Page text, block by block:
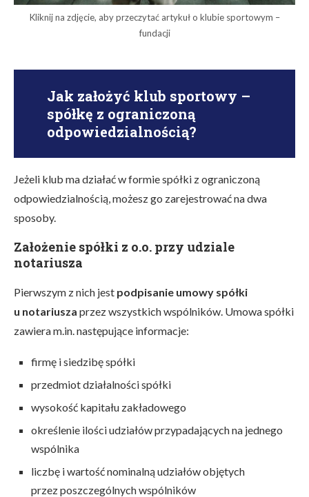
Kliknij na zdjęcie, aby przeczytać artykuł o klubie sportowym –
fundacji
Jak założyć klub sportowy –
spółkę z ograniczoną
odpowiedzialnością?
Jeżeli klub ma działać w formie spółki z ograniczoną
odpowiedzialnością, możesz go zarejestrować na dwa
sposoby.
Założenie spółki z o.o. przy udziale
notariusza
Pierwszym z nich jest podpisanie umowy spółki
u notariusza przez wszystkich wspólników. Umowa spółki
zawiera m.in. następujące informacje:
firmę i siedzibę spółki
przedmiot działalności spółki
wysokość kapitału zakładowego
określenie ilości udziałów przypadających na jednego
wspólnika
liczbę i wartość nominalną udziałów objętych
przez poszczególnych wspólników